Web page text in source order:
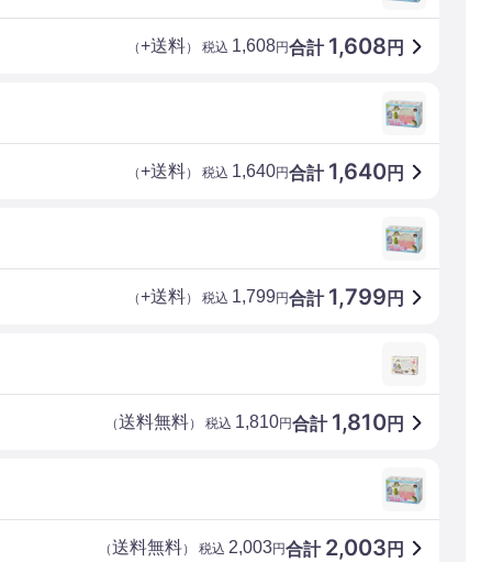
合計 1,608 円
（+送料） 税込 1,608円
合計 1,640円
（+送料） 税込 1,640円
合計 1,799 円
（+送料） 税込 1,799円
合計 1,810円
（送料無料） 税込 1,810円
合計 2,003 円
（送料無料） 税込 2,003円